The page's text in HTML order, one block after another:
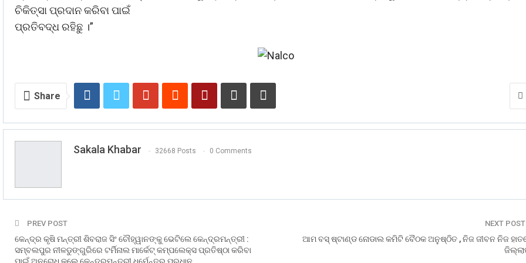
ଚିକିତ୍ସା ପ୍ରଦାନ କରିବା ପାଇଁ
ପ୍ରତିବଦ୍ଧ ରହିଛୁ ।”
Share
Sakala Khabar 32668 Posts 0 Comments
PREV POST
କେନ୍ଦ୍ର କୃଷି ମନ୍ତ୍ରୀ ଶିବରାଜ ସିଂ ଚୌହ୍ୱାନଙ୍କୁ ଭେଟିଲେ କେନ୍ଦ୍ରମନ୍ତ୍ରୀ :
ସମ୍ବଲପୁର ନୀଳଡୁଙ୍ଗୁରିରେ ଟର୍ମିନାଲ ମାର୍କେଟ୍ କମ୍ପଲେକ୍ସ ପ୍ରତିଷ୍ଠା କରିବା
NEXT POST
ଆମ ବସ୍ ଷ୍ଟାଣ୍ଡ ନୋଡାଲ କମିଟି ବୈଠକ ଅନୁଷ୍ଠିତ , ନିଜ ଜୀବନ ନିଜ